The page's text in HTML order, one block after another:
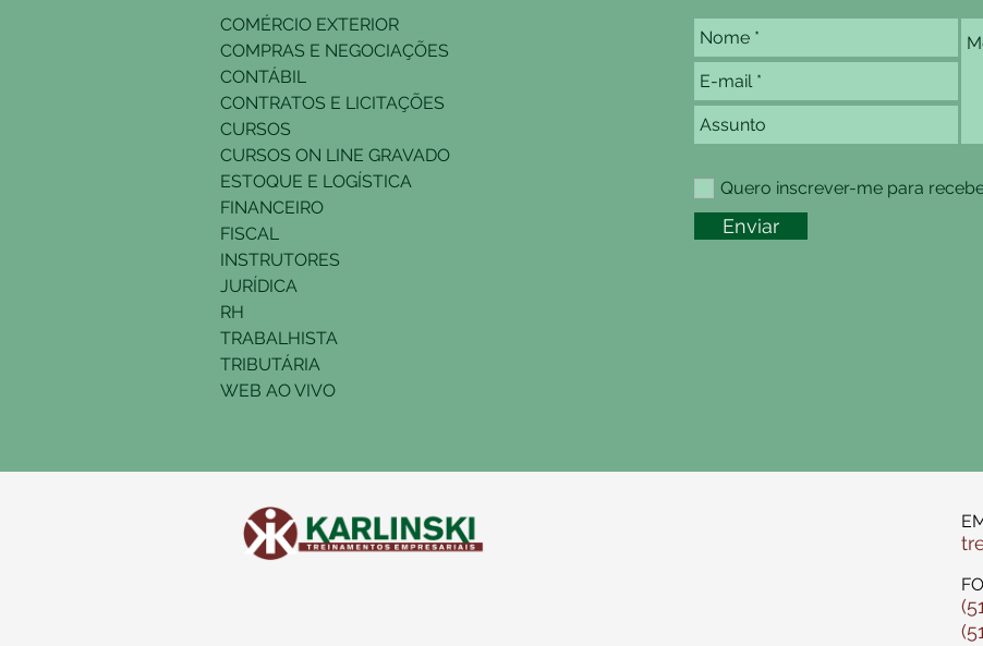
COMÉRCIO EXTERIOR
COMPRAS E NEGOCIAÇÕES
CONTÁBIL
CONTRATOS E LICITAÇÕES
CURSOS
CURSOS ON LINE GRAVADO
ESTOQUE E LOGÍSTICA
FINANCEIRO
FISCAL
INSTRUTORES
JURÍDICA
RH
TRABALHISTA
TRIBUTÁRIA
WEB AO VIVO
Quero inscrever-me para
Enviar